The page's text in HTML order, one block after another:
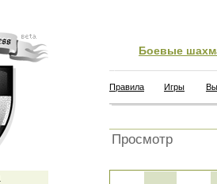
Боевые
Правила Игры
Просмотр